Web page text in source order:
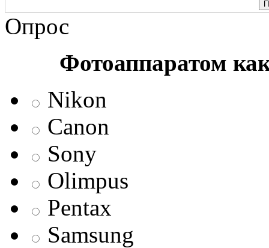
Опрос
Фотоаппаратом
Nikon
Canon
Sony
Olimpus
Pentax
Samsung